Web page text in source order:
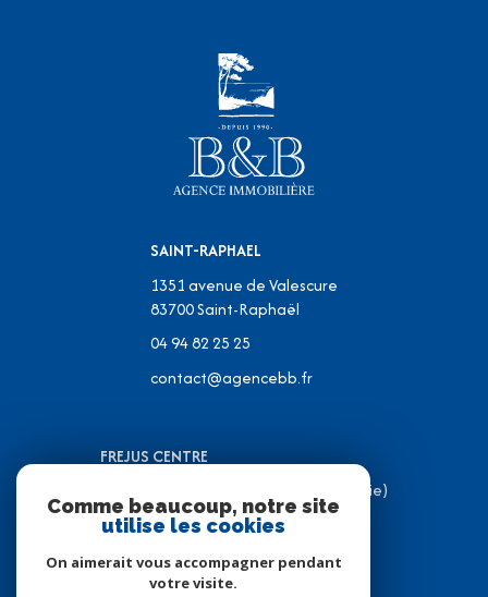
SAINT-RAPHAEL
1351 avenue de Valescure
83700Saint-Raphaël
04 94 82 25 25
contact@agencebb.fr
FREJUS CENTRE
31 Place J.C Formigé (Place de la Mairie)
83600 Fréjus
contact@agencebb.fr
Comme beaucoup, notre site
utilise les cookies
On aimerait vous accompagner pendant
votre visite.